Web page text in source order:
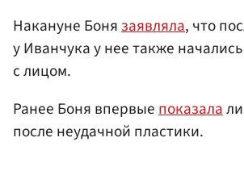
Накануне Бонязаявляла, что
у Иванчука у нее также
с лицом.
Ранее Боня впервыепоказала
после неудачной пластики.